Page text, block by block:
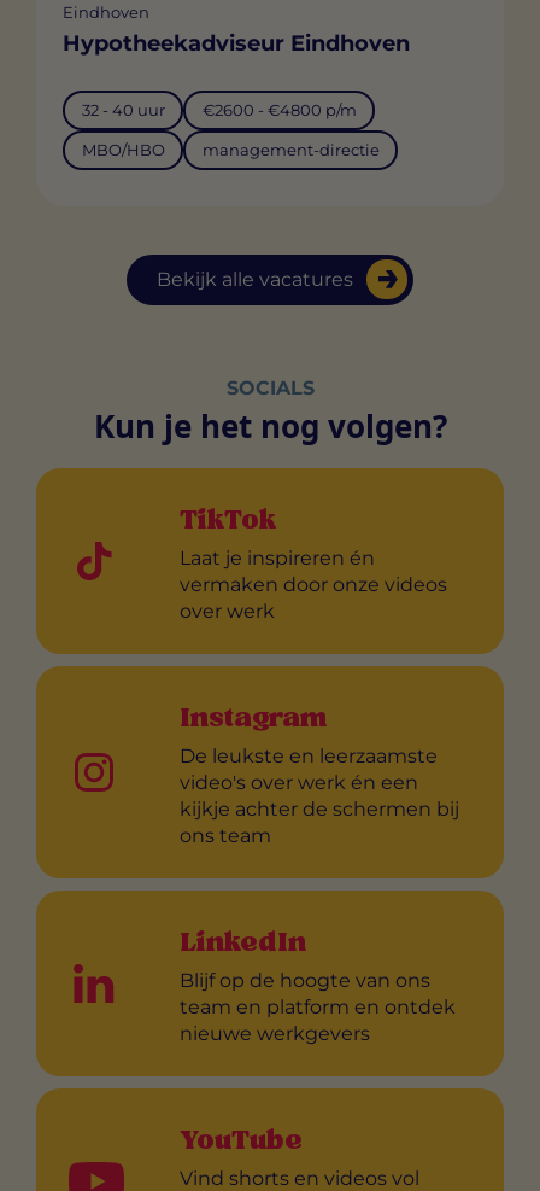
Bekijk alle vacatures
Eindhoven
Hypotheekadviseur Eindhoven
32 - 40 uur €2600 - €4800 p/m
MBO/HBO management-directie
SOCIALS
Kun je het nog volgen?
TikTok
Laat je inspireren én
vermaken door onze videos
over werk
Instagram
De leukste en leerzaamste
video's over werk én een
kijkje achter de schermen bij
ons team
LinkedIn
Blijf op de hoogte van ons
team en platform en ontdek
nieuwe werkgevers
YouTube
Vind shorts en videos vol